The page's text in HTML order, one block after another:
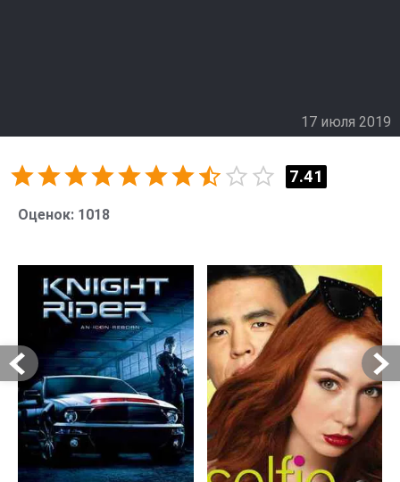
17 июля 2019
7.41
Оценок: 1018